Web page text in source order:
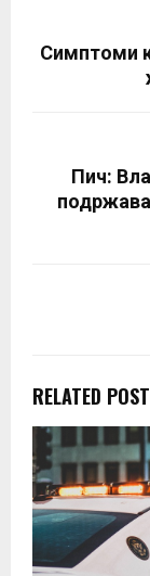
Симптоми
Пич:
подржава
RELATED